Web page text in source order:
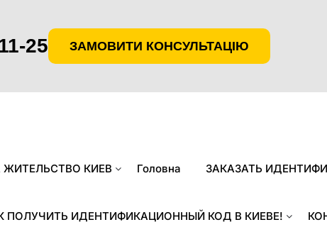
ЖИТЕЛЬСТВО КИЕВ Головна ЗАКАЗАТЬ
ПОЛУЧИТЬ ИДЕНТИФИКАЦИОННЫЙ КОД В КИЕВЕ!
25 ЗАМОВИТИ КОНСУЛЬТАЦІЮ